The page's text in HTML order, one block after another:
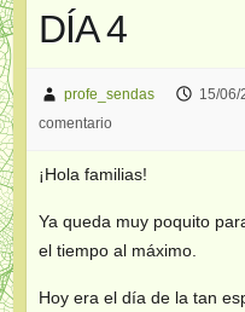
DÍA 4
profe_sendas 15/06/
comentario
¡Hola familias!
Ya queda muy poquito
el tiempo al máximo.
Hoy era el día de la tan